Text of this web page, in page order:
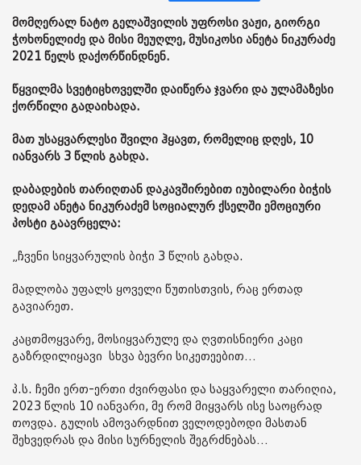
მომღერალ ნატო გელაშვილის უფროსი ვაჟი, გიორგი
ჭოხონელიძე და მისი მეუღლე, მუსიკოსი ანეტა ნიკურაძე
2021 წელს დაქორწინდნენ.
წყვილმა სვეტიცხოველში დაიწერა ჯვარი და ულამაზესი
ქორწილი გადაიხადა.
მათ უსაყვარლესი შვილი ჰყავთ, რომელიც დღეს, 10
იანვარს 3 წლის გახდა.
დაბადების თარიღთან დაკავშირებით იუბილარი ბიჭის
დედამ ანეტა ნიკურაძემ სოციალურ ქსელში ემოციური
პოსტი გაავრცელა:
„ჩვენი სიყვარულის ბიჭი 3 წლის გახდა.
მადლობა უფალს ყოველი წუთისთვის, რაც ერთად
გავიარეთ.
კაცთმოყვარე, მოსიყვარულე და ღვთისნიერი კაცი
გაზრდილიყავი სხვა ბევრი სიკეთეებით…
პ.ს. ჩემი ერთ-ერთი ძვირფასი და საყვარელი თარიღია,
2023 წლის 10 იანვარი, მე რომ მიყვარს ისე საოცრად
თოვდა. გულის ამოვარდნით ველოდებოდი მასთან
შეხვედრას და მისი სურნელის შეგრძნებას…